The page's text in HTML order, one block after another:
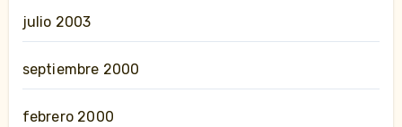
julio 2003
septiembre 2000
febrero 2000